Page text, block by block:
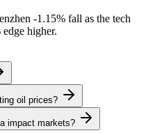
-1.15% fall as the tech
edge higher.
oil prices?
impact markets?